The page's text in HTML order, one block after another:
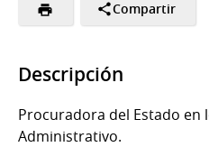
Compartir
Descripción
Procuradora del Estado en
Administrativo.